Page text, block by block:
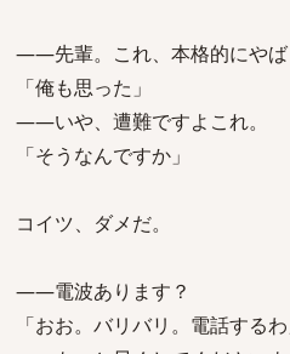
――先輩。これ、本格的にやば
「俺も思った」
――いや、遭難ですよこれ。
「そうなんですか」
コイツ、ダメだ。
――電波あります？
「おお。バリバリ。電話するわ